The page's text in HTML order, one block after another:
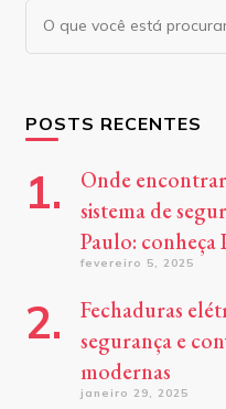
Procurando
algo?
POSTS RECENTES
Onde
sistema de
Paulo: conheça
fevereiro 5, 2025
Fechaduras
segurança e
modernas
janeiro 29, 2025